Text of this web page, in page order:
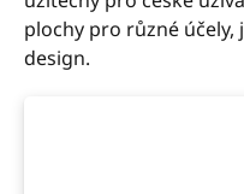
plochy pro různé účely,
design.